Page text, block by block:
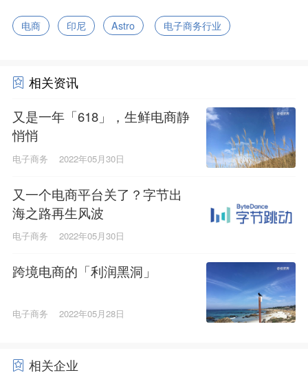
电商 印尼 Astro 电子商务行业
相关资讯
又是一年「618」，生鲜电商静
悄悄
电子商务 2022年05月30日
又一个电商平台关了？字节出
海之路再生风波
电子商务 2022年05月30日
跨境电商的「利润黑洞」
电子商务 2022年05月28日
相关企业